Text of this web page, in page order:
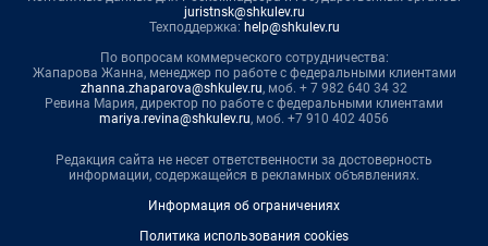
juristnsk@shkulev.ru
Техподдержка: help@shkulev.ru
По вопросам коммерческого сотрудничества:
Жапарова Жанна, менеджер по работе с федеральными клиентами
zhanna.zhaparova@shkulev.ru, моб. + 7 982 640 34 32
Ревина Мария, директор по работе с федеральными клиентами
mariya.revina@shkulev.ru, моб. +7 910 402 4056
Редакция сайта не несет ответственности за достоверность
информации, содержащейся в рекламных объявлениях.
Информация об ограничениях
Политика использования cookies